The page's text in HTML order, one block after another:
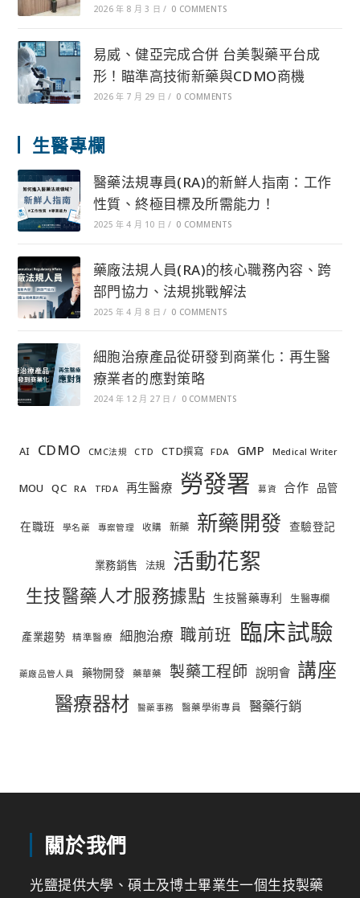
2026 年 8 月 3 日 / 0 COMMENTS
易威、健亞完成合併 台美製藥平台成
形！瞄準高技術新藥與CDMO商機
2026 年 7 月 29 日 / 0 COMMENTS
生醫專欄
醫藥法規專員(RA)的新鮮人指南：工作
性質、終極目標及所需能力！
2025 年 4 月 10 日 / 0 COMMENTS
藥廠法規人員(RA)的核心職務內容、跨
部門協力、法規挑戰解法
2025 年 4 月 8 日 / 0 COMMENTS
細胞治療產品從研發到商業化：再生醫
療業者的應對策略
2024 年 12 月 27 日 / 0 COMMENTS
AI CDMO CMC法規 CTD CTD撰寫 FDA GMP Medical Writer
MOU QC RA TFDA 再生醫療 勞發署 募資 合作 品管
在職班 學名藥 專案管理 收購 新藥 新藥開發 查驗登記
業務銷售 法規 活動花絮
生技醫藥人才服務據點 生技醫藥專利 生醫專欄
產業趨勢 精準醫療 細胞治療 職前班 臨床試驗
藥廠品管人員 藥物開發 藥華藥 製藥工程師 說明會 講座
醫療器材 醫藥事務 醫藥學術專員 醫藥行銷
關於我們
光鹽提供大學、碩士及博士畢業生一個生技製藥